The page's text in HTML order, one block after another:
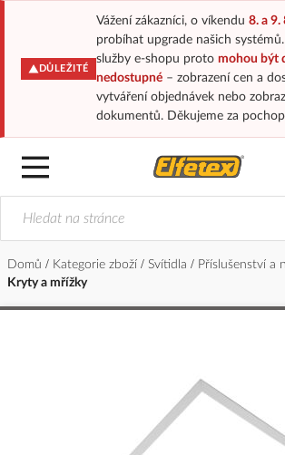
DŮLEŽITÉ
Vážení zákazníci, o víkendu 8. a 9.
probíhat upgrade našich
služby e-shopu proto mohou být
nedostupné– zobrazení cen a
vytváření objednávek nebo
dokumentů. Děkujeme za
Domů Kategorie zboží Svítidla
Příslušenství a
Kryty a mřížky